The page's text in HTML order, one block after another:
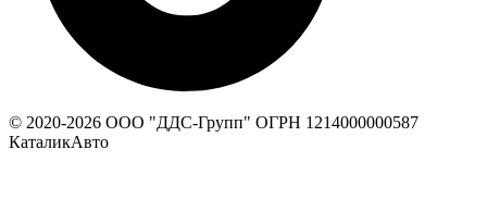
© 2020-2026 ООО "ДДС-Групп" ОГРН 1214000000587
КаталикАвто